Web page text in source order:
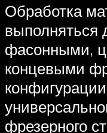
Обработка
выполняться
фасонными,
концевыми
фрезерного